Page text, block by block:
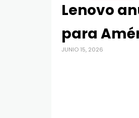
Lenovo
para
JUNIO 15, 2026